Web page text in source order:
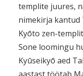
templite juures,
nimekirja
Kyōto zen-
Sone loomingu
Kyūseikyō aed